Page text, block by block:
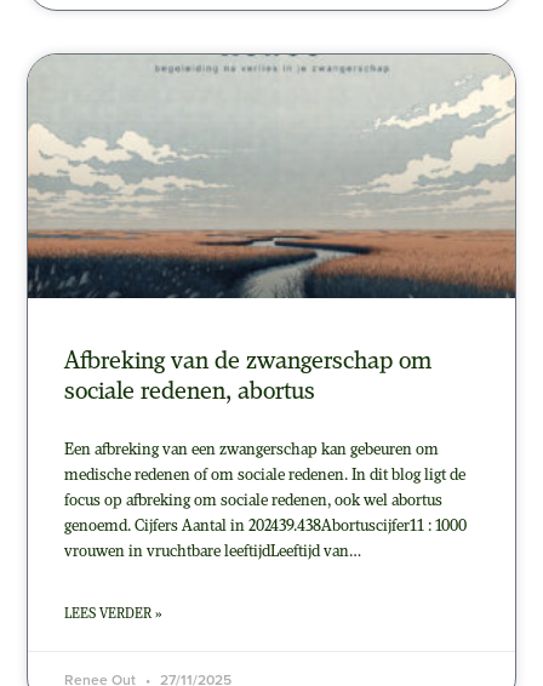
Afbreking van de zwangerschap om
sociale redenen, abortus
Een afbreking van een zwangerschap kan gebeuren om
medische redenen of om sociale redenen. In dit blog ligt de
focus op afbreking om sociale redenen, ook wel abortus
genoemd. Cijfers Aantal in 202439.438Abortuscijfer11 : 1000
vrouwen in vruchtbare leeftijdLeeftijd van…
LEES VERDER »
Renee Out 27/11/2025